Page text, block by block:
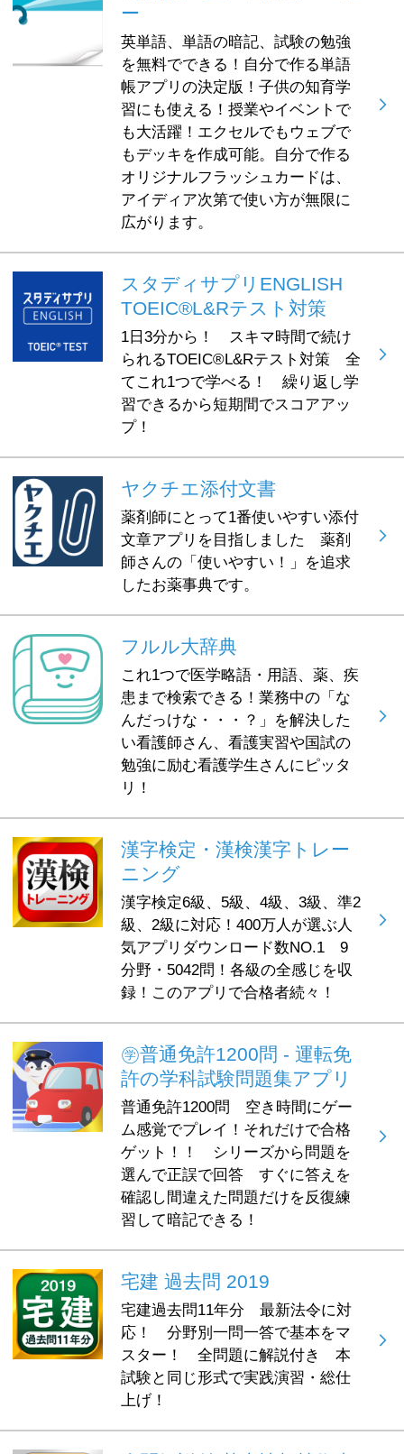
ー
英単語、単語の暗記、試験の勉強
を無料でできる！自分で作る単語
帳アプリの決定版！子供の知育学
習にも使える！授業やイベントで
も大活躍！エクセルでもウェブで
もデッキを作成可能。自分で作る
オリジナルフラッシュカードは、
アイディア次第で使い方が無限に
広がります。
スタディサプリENGLISH
TOEIC®L&Rテスト対策
1日3分から！ スキマ時間で続け
られるTOEIC®L&Rテスト対策 全
てこれ1つで学べる！ 繰り返し学
習できるから短期間でスコアアッ
プ！
ヤクチエ添付文書
薬剤師にとって1番使いやすい添付
文章アプリを目指しました 薬剤
師さんの「使いやすい！」を追求
したお薬事典です。
フルル大辞典
これ1つで医学略語・用語、薬、疾
患まで検索できる！業務中の「な
んだっけな・・・？」を解決した
い看護師さん、看護実習や国試の
勉強に励む看護学生さんにピッタ
リ！
漢字検定・漢検漢字トレー
ニング
漢字検定6級、5級、4級、3級、準2
級、2級に対応！400万人が選ぶ人
気アプリダウンロード数NO.1 9
分野・5042問！各級の全感じを収
録！このアプリで合格者続々！
㊫普通免許1200問 - 運転免
許の学科試験問題集アプリ
普通免許1200問 空き時間にゲー
ム感覚でプレイ！それだけで合格
ゲット！！ シリーズから問題を
選んで正誤で回答 すぐに答えを
確認し間違えた問題だけを反復練
習して暗記できる！
宅建 過去問 2019
宅建過去問11年分 最新法令に対
応！ 分野別一問一答で基本をマ
スター！ 全問題に解説付き 本
試験と同じ形式で実践演習・総仕
上げ！